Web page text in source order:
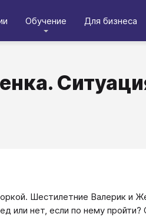
Обучение Для бизнеса
Шестилетние Валерик и
или нет, если по нему